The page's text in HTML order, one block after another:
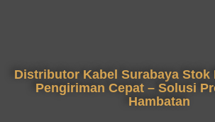
Distributor Kabel Surabaya Stok
Pengiriman Cepat – Solusi
Hambatan